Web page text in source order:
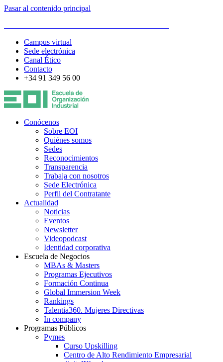
Pasar al contenido principal
Campus virtual
Sede electrónica
Canal Ético
Contacto
+34 91 349 56 00
Conócenos
Sobre EOI
Quiénes somos
Sedes
Reconocimientos
Transparencia
Trabaja con nosotros
Sede Electrónica
Perfil del Contratante
Actualidad
Noticias
Eventos
Newsletter
Videopodcast
Identidad corporativa
Escuela de Negocios
MBAs & Masters
Programas Ejecutivos
Formación Continua
Global Immersion Week
Rankings
Talentia360. Mujeres Directivas
In company
Programas Públicos
Pymes
Curso Upskilling
Centro de Alto Rendimiento Empresarial